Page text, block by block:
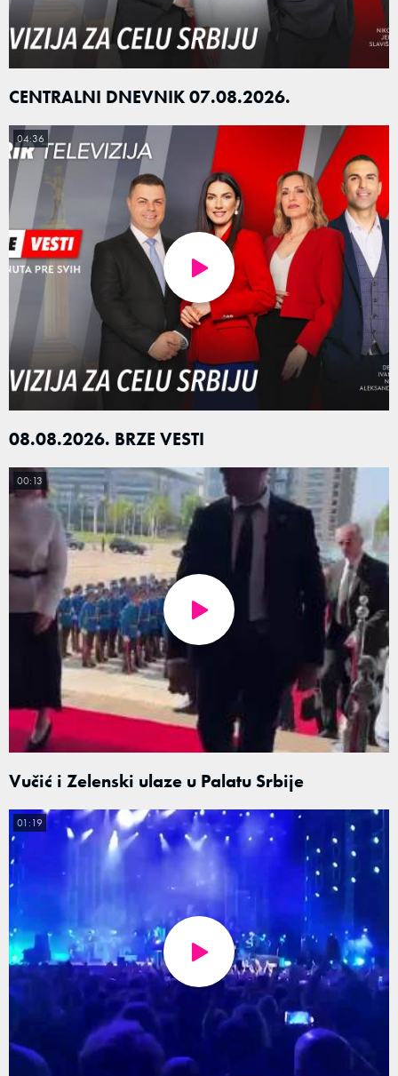
CENTRALNI DNEVNIK 07.08.2026.
08.08.2026. BRZE VESTI
04:36
Vučić i Zelenski ulaze u Palatu Srbije
00:13
01:19